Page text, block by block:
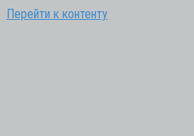
Перейти к контенту